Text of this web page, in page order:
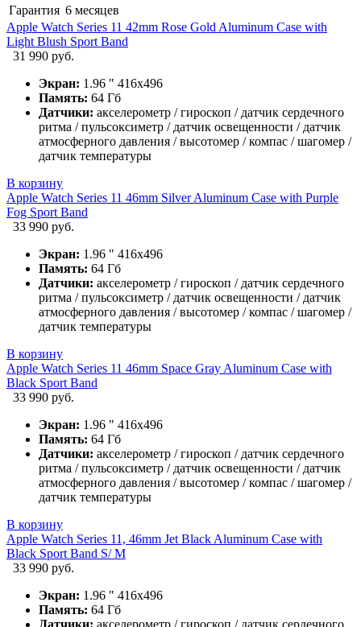
Гарантия 6 месяцев
Apple Watch Series 11 42mm Rose Gold Aluminum Case with
Light Blush Sport Band
31 990 руб.
Экран: 1.96 " 416х496
Память: 64 Гб
Датчики: акселерометр / гироскоп / датчик сердечного
ритма / пульсоксиметр / датчик освещенности / датчик
атмосферного давления / высотомер / компас / шагомер /
датчик температуры
В корзину
Apple Watch Series 11 46mm Silver Aluminum Case with Purple
Fog Sport Band
33 990 руб.
Экран: 1.96 " 416х496
Память: 64 Гб
Датчики: акселерометр / гироскоп / датчик сердечного
ритма / пульсоксиметр / датчик освещенности / датчик
атмосферного давления / высотомер / компас / шагомер /
датчик температуры
В корзину
Apple Watch Series 11 46mm Space Gray Aluminum Case with
Black Sport Band
33 990 руб.
Экран: 1.96 " 416х496
Память: 64 Гб
Датчики: акселерометр / гироскоп / датчик сердечного
ритма / пульсоксиметр / датчик освещенности / датчик
атмосферного давления / высотомер / компас / шагомер /
датчик температуры
В корзину
Apple Watch Series 11, 46mm Jet Black Aluminum Case with
Black Sport Band S/ M
33 990 руб.
Экран: 1.96 " 416х496
Память: 64 Гб
Датчики: акселерометр / гироскоп / датчик сердечного